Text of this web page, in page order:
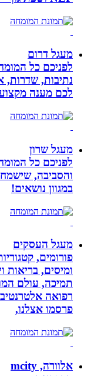
מעגל דרום
לפניכם כל המומחים
נתיבות, שדרות,
לכם מענה מקצועי
מעגל שרון
לפניכם כל המומחים
והסביבה, שישמחו
במגוון נושאים!
מעגל העסקים
פורומים, קטגוריות,
ומיסים, בריאות
תמיכה, עולם המוסיקה,
רפואה אלטרנטיבית,
פרסמו אצלנו,
אלוורה, mcity